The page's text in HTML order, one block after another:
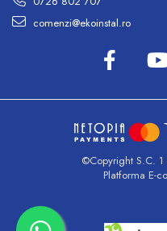
comenzi@ekoinstal.ro
©Copyright S.C. 1
Platforma E-